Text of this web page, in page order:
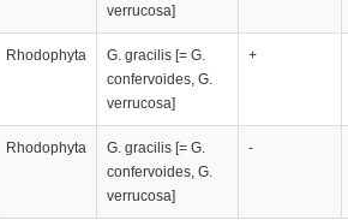
verrucosa]
Rhodophyta
G. gracilis [= G.
confervoides, G.
verrucosa]
+
Rhodophyta
G. gracilis [= G.
confervoides, G.
verrucosa]
-